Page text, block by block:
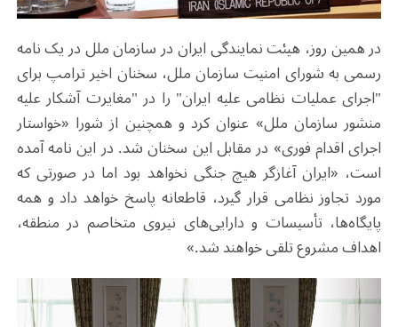
در همین روز، هیئت نمایندگی ایران در سازمان ملل در یک نامه
رسمی به شورای امنیت سازمان ملل، سخنان اخیر ترامپ برای
"اجرای عملیات نظامی علیه ایران" را در "مغایرت آشکار علیه
منشور سازمان ملل» عنوان کرد و همچنین از شورا «خواستار
اجرای اقدام فوری» در مقابل این سخنان شد. در این نامه آمده
است، «ایران آغازگر هیچ جنگی نخواهد بود اما در صورتی که
مورد تجاوز نظامی قرار گیرد، قاطعانه پاسخ خواهد داد و همه
پایگاه‌ها، تأسیسات و دارایی‌های نیروی متخاصم در منطقه،
اهداف مشروع تلقی خواهند شد.»